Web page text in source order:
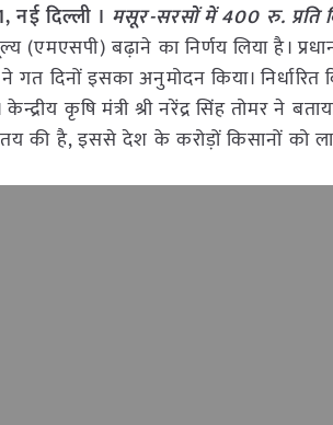
नई दिल्ली । मसूर-सरसों में 400 रु. प्रति
(एमएसपी) बढ़ाने का निर्णय लिया है।
गत दिनों इसका अनुमोदन किया।
केन्द्रीय कृषि मंत्री श्री नरेंद्र सिंह तोमर ने
की है, इससे देश के करोड़ों किसानों को